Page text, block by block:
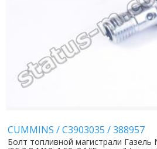
CUMMINS /C3903035 /388957
Болт топливной магистрали Газель